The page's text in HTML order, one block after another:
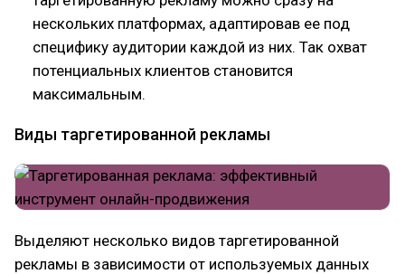
нескольких платформах, адаптировав ее под
специфику аудитории каждой из них. Так охват
потенциальных клиентов становится
максимальным.
Виды таргетированной рекламы
Выделяют несколько видов таргетированной
рекламы в зависимости от используемых данных